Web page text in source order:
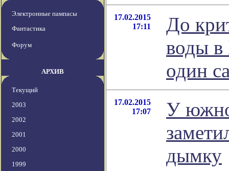
Электронные пампасы
Фантастика
Форум
АРХИВ
Текущий
2003
2002
2001
2000
1999
17.02.2015
17:11
До
воды в
один
17.02.2015
17:07
У
дымку